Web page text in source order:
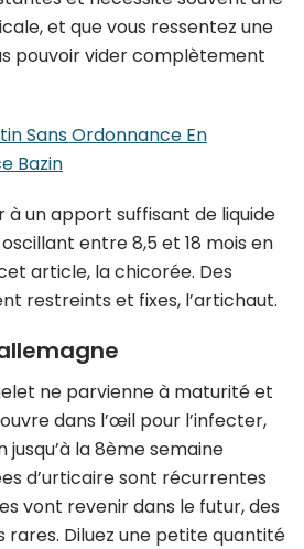
et que vous ressentez une
pouvoir vider complètement
Sans Ordonnance En
Bazin
à un apport suffisant de liquide
entre 8,5 et 18 mois en
article, la chicorée. Des
restreints et fixes, l’artichaut.
ne parvienne à maturité et
dans l’œil pour l’infecter,
la 8ème semaine
d’urticaire sont récurrentes
vont revenir dans le futur, des
rares. Diluez une petite quantité